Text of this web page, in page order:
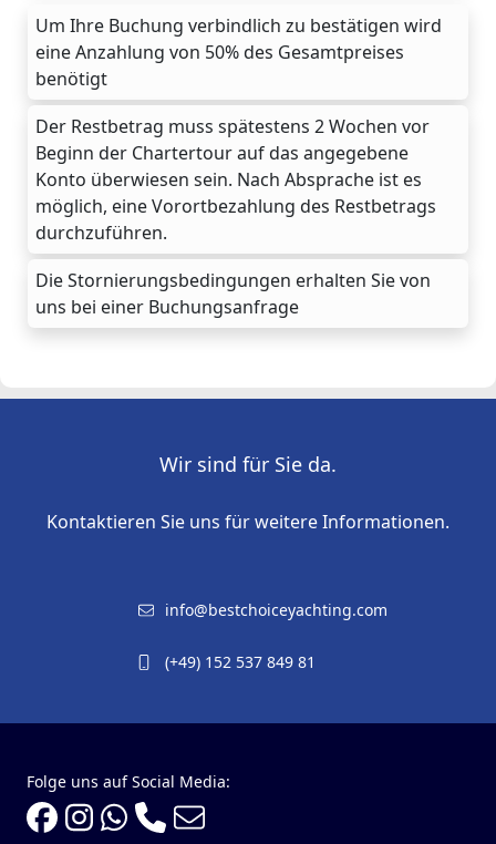
Um Ihre Buchung verbindlich zu bestätigen wird
eine Anzahlung von 50% des Gesamtpreises
benötigt
Der Restbetrag muss spätestens 2 Wochen vor
Beginn der Chartertour auf das angegebene
Konto überwiesen sein. Nach Absprache ist es
möglich, eine Vorortbezahlung des Restbetrags
durchzuführen.
Die Stornierungsbedingungen erhalten Sie von
uns bei einer Buchungsanfrage
Wir sind für Sie da.
Kontaktieren Sie uns für weitere Informationen.
info@bestchoiceyachting.com
(+49) 152 537 849 81
Folge uns auf Social Media: